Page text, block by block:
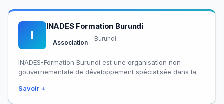
I
INADES Formation Burundi
Association
Burundi
INADES-Formation Burundi est une organisation non
gouvernementale de développement spécialisée dans la
réseau panafricain…
Savoir +